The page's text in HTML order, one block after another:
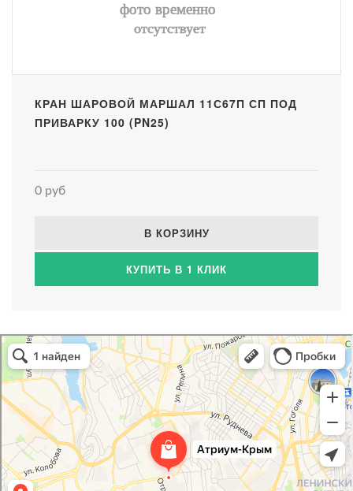
КРАН ШАРОВОЙ МАРШАЛ 11С67П СП ПОД
ПРИВАРКУ 100 (PN25)
0 руб
В КОРЗИНУ
КУПИТЬ В 1 КЛИК
Атриум-Крым
Системы водоснабжения, отопления, канализации в Севастополе
Снабжение строительных объектов в Севастополе